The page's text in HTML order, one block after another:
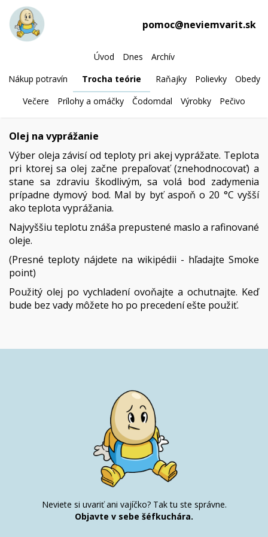
pomoc@neviemvarit.sk
Úvod Dnes
Archív
Nákup potravín
Trocha teórie Raňajky Polievky
Obedy
Večere
Prílohy a omáčky Čodomdal Výrobky Pečivo
Olej na vyprážanie
Výber oleja závisí od teploty pri akej vyprážate. Teplota
pri ktorej sa olej začne prepaľovať (znehodnocovať) a
stane sa zdraviu škodlivým, sa volá bod zadymenia
prípadne dymový bod. Mal by byť aspoň o 20 °C vyšší
ako teplota vyprážania.
Najvyššiu teplotu znáša prepustené maslo a rafinované
oleje.
(Presné teploty nájdete na wikipédii - hľadajte Smoke
point)
Použitý olej po vychladení ovoňajte a ochutnajte. Keď
bude bez vady môžete ho po precedení ešte použiť.
Neviete si uvariť ani vajíčko? Tak tu ste správne.
Objavte v sebe šéfkuchára.